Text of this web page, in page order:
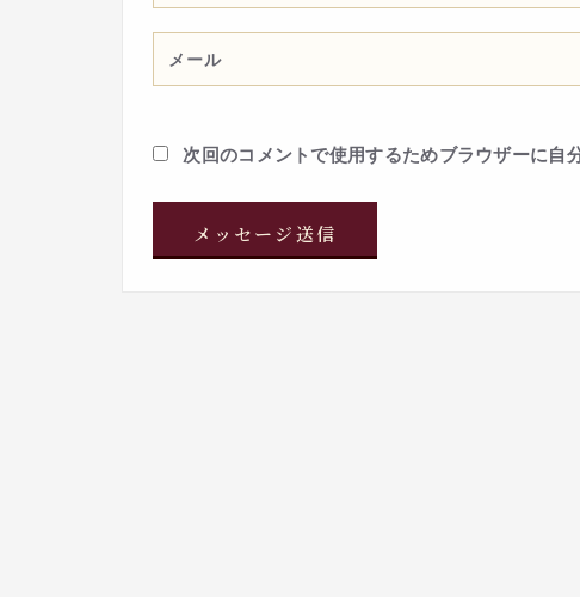
次回のコメントで使用するためブラウザーに自